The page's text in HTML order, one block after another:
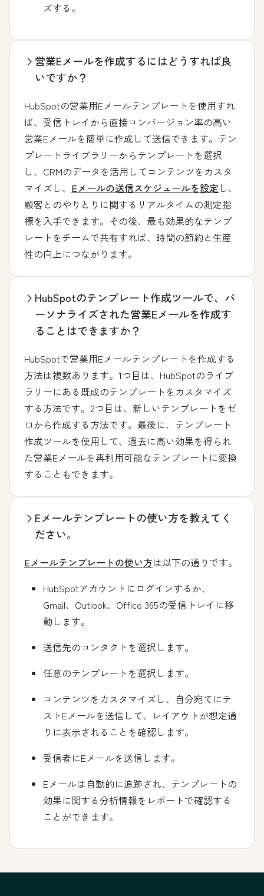
ズする。
営業Eメールを作成するにはどうすれば良
いですか？
HubSpotの営業用Eメールテンプレートを使用すれ
ば、受信トレイから直接コンバージョン率の高い
営業Eメールを簡単に作成して送信できます。テン
プレートライブラリーからテンプレートを選択
し、CRMのデータを活用してコンテンツをカスタ
マイズし、 Eメールの送信スケジュールを設定し、
顧客とのやりとりに関するリアルタイムの測定指
標を入手できます。その後、最も効果的なテンプ
レートをチームで共有すれば、時間の節約と生産
性の向上につながります。
HubSpotのテンプレート作成ツールで、パ
ーソナライズされた営業Eメールを作成す
ることはできますか？
HubSpotで営業用Eメールテンプレートを作成する
方法は複数あります。1つ目は、HubSpotのライブ
ラリーにある既成のテンプレートをカスタマイズ
する方法です。2つ目は、新しいテンプレートをゼ
ロから作成する方法です。最後に、テンプレート
作成ツールを使用して、過去に高い効果を得られ
た営業Eメールを再利用可能なテンプレートに変換
することもできます。
Eメールテンプレートの使い方を教えてく
ださい。
Eメールテンプレートの使い方は以下の通りです。
HubSpotアカウントにログインするか、
Gmail、Outlook、Office 365の受信トレイに移
動します。
送信先のコンタクトを選択します。
任意のテンプレートを選択します。
コンテンツをカスタマイズし、自分宛てにテ
ストEメールを送信して、レイアウトが想定通
りに表示されることを確認します。
受信者にEメールを送信します。
Eメールは自動的に追跡され、テンプレートの
効果に関する分析情報をレポートで確認する
ことができます。